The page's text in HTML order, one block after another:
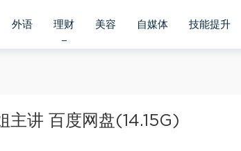
外语 理财 美容 自媒体 技能提升
主讲 百度网盘(14.15G)